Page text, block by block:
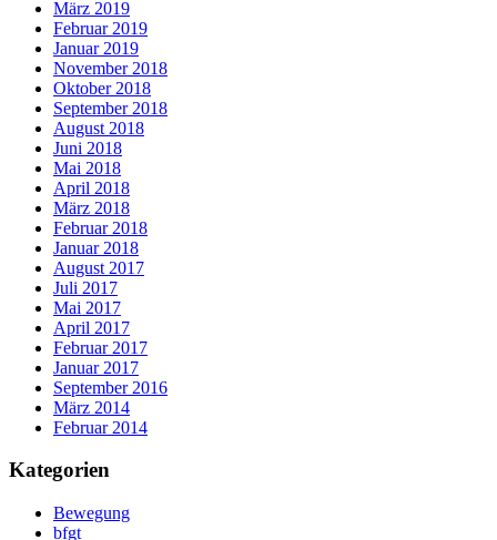
März 2019
Februar 2019
Januar 2019
November 2018
Oktober 2018
September 2018
August 2018
Juni 2018
Mai 2018
April 2018
März 2018
Februar 2018
Januar 2018
August 2017
Juli 2017
Mai 2017
April 2017
Februar 2017
Januar 2017
September 2016
März 2014
Februar 2014
Kategorien
Bewegung
bfgt